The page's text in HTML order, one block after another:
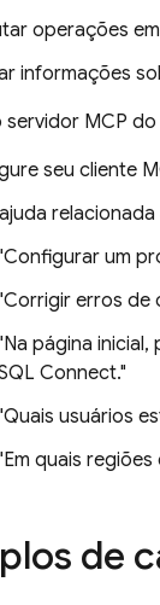
operações
informações
servidor MCP do
seu cliente
relacionada
um
erros de
página
Connect."
usuários
quais
de